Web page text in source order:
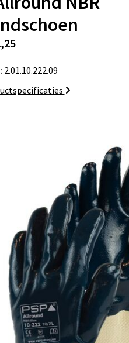
2.01.10.222.09